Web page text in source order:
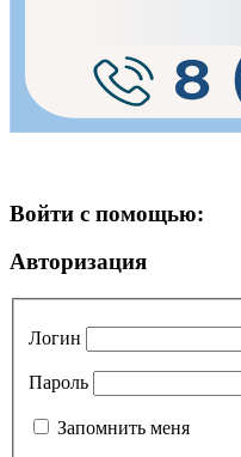
Войти с помощью:
Авторизация
Логин
Пароль
Запомнить меня